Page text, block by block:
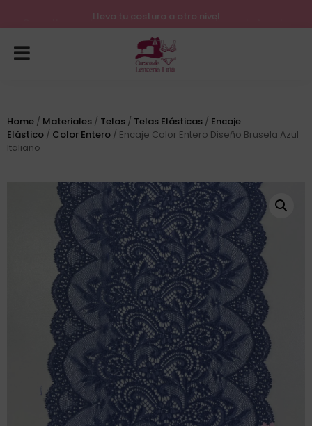
Lleva tu costura a otro nivel
Home / Materiales / Telas / Telas Elásticas / Encaje
Elástico / Color Entero / Encaje Color Entero Diseño Brusela Azul
Italiano